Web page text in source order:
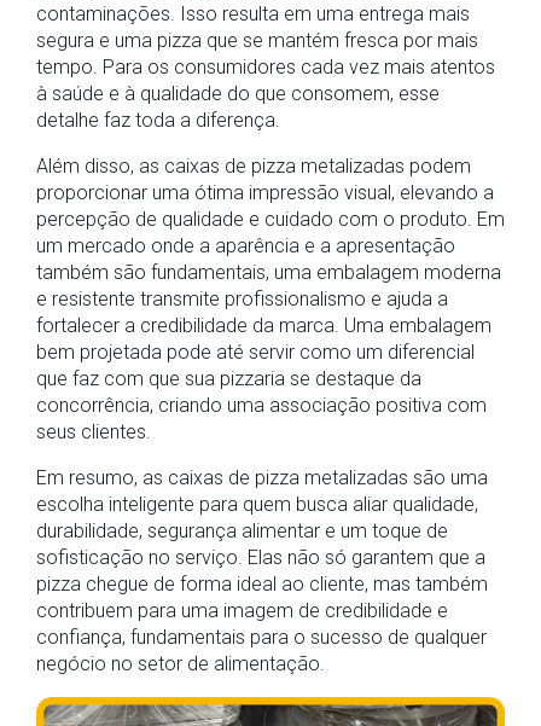
contaminações. Isso resulta em uma entrega mais
segura e uma pizza que se mantém fresca por mais
tempo. Para os consumidores cada vez mais atentos
à saúde e à qualidade do que consomem, esse
detalhe faz toda a diferença.
Além disso, as caixas de pizza metalizadas podem
proporcionar uma ótima impressão visual, elevando a
percepção de qualidade e cuidado com o produto. Em
um mercado onde a aparência e a apresentação
também são fundamentais, uma embalagem moderna
e resistente transmite profissionalismo e ajuda a
fortalecer a credibilidade da marca. Uma embalagem
bem projetada pode até servir como um diferencial
que faz com que sua pizzaria se destaque da
concorrência, criando uma associação positiva com
seus clientes.
Em resumo, as caixas de pizza metalizadas são uma
escolha inteligente para quem busca aliar qualidade,
durabilidade, segurança alimentar e um toque de
sofisticação no serviço. Elas não só garantem que a
pizza chegue de forma ideal ao cliente, mas também
contribuem para uma imagem de credibilidade e
confiança, fundamentais para o sucesso de qualquer
negócio no setor de alimentação.